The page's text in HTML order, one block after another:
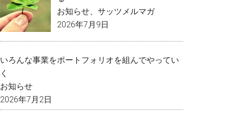
お知らせ
サッツメルマガ
2026年7月9日
いろんな事業をポートフォリオを組んでやってい
く
お知らせ
2026年7月2日